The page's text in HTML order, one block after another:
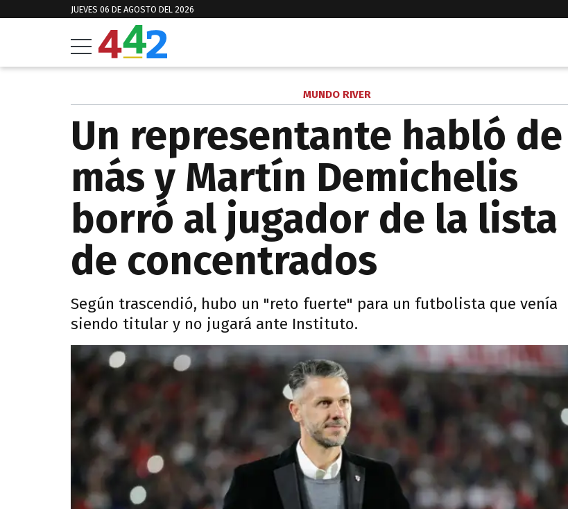
JUEVES 06 DE AGOSTO DEL 2026
MUNDO RIVER
Un representante habló de
más y Martín Demichelis
borró al jugador de la lista
de concentrados
Según trascendió, hubo un "reto fuerte" para un futbolista que venía
siendo titular y no jugará ante Instituto.